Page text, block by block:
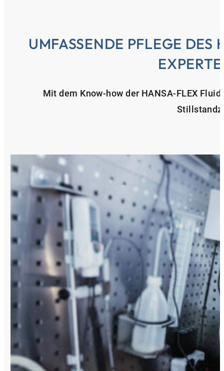
UMFASSENDE PFLEGE
Mit dem Know-how der HANSA‑FLEX